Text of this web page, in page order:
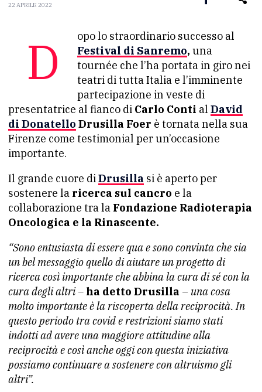
22 APRILE 2022
Dopo lo straordinario successo al
Festival di Sanremo, una
tournée che l’ha portata in giro nei
teatri di tutta Italia e l’imminente
partecipazione in veste di
presentatrice al fianco di Carlo Conti al David
di Donatello Drusilla Foer è tornata nella sua
Firenze come testimonial per un’occasione
importante.
Il grande cuore diDrusilla si è aperto per
sostenere la ricerca sul cancro e la
collaborazione tra la Fondazione Radioterapia
Oncologica e la Rinascente.
“Sono entusiasta di essere qua e sono convinta che sia
un bel messaggio quello di aiutare un progetto di
ricerca così importante che abbina la cura di sé con la
cura degli altri – ha detto Drusilla – una cosa
molto importante è la riscoperta della reciprocità. In
questo periodo tra covid e restrizioni siamo stati
indotti ad avere una maggiore attitudine alla
reciprocità e così anche oggi con questa iniziativa
possiamo continuare a sostenere con altruismo gli
altri”.